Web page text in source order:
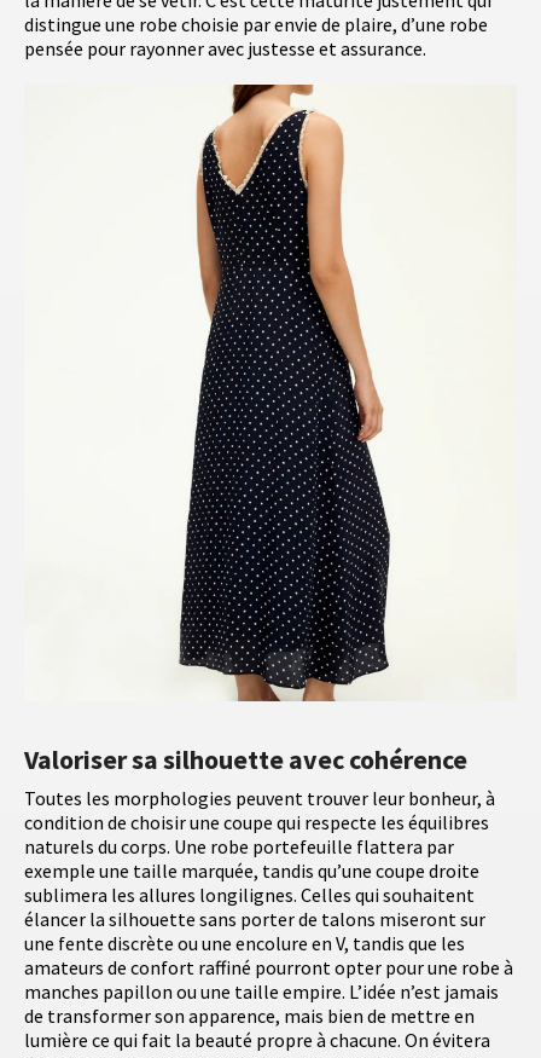
distingue une robe choisie par envie de plaire, d’une robe
pensée pour rayonner avec justesse et assurance.
Valoriser sa silhouette avec cohérence
Toutes les morphologies peuvent trouver leur bonheur, à
condition de choisir une coupe qui respecte les équilibres
naturels du corps. Une robe portefeuille flattera par
exemple une taille marquée, tandis qu’une coupe droite
sublimera les allures longilignes. Celles qui souhaitent
élancer la silhouette sans porter de talons miseront sur
une fente discrète ou une encolure en V, tandis que les
amateurs de confort raffiné pourront opter pour une robe à
manches papillon ou une taille empire. L’idée n’est jamais
de transformer son apparence, mais bien de mettre en
lumière ce qui fait la beauté propre à chacune. On évitera